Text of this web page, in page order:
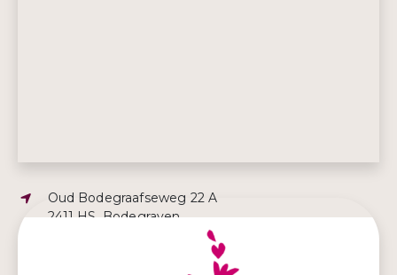
Adres:
Oud Bodegraafseweg 22 A
2411 HS, Bodegraven
info@oefentherapiebodegraven.nl